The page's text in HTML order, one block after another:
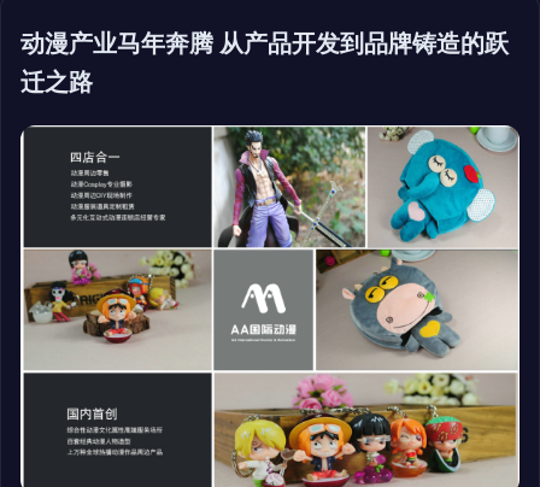
动漫产业马年奔腾 从产品开发到品牌铸造的跃
迁之路